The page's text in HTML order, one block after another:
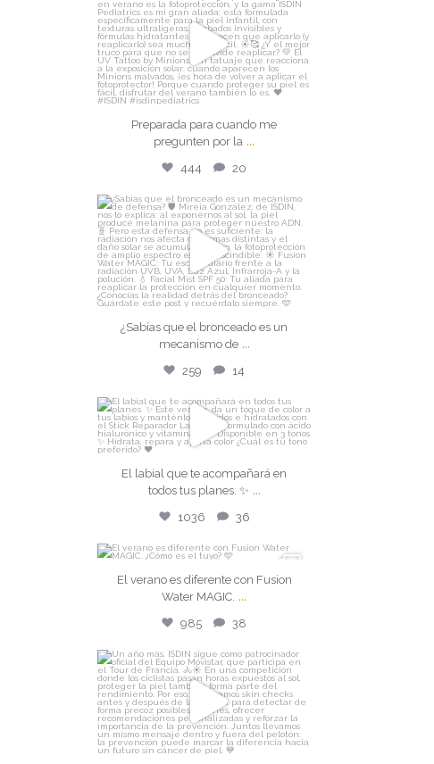
Preparada para cuando me
pregunten por la...
Jul 30
444 20
Preparada para cuando me
pregunten por la ...
444 20
isdin
¿Sabías que el bronceado es un
mecanismo de...
Jul 29
259 14
¿Sabías que el bronceado es un
mecanismo de ...
259 14
isdin
El labial que te acompañará en
todos tus planes. ✨...
Jul 28
El labial que te acompañará en
todos tus planes. ✨ ...
1036 36
isdin
El verano es diferente con
Fusion Water MAGIC.
Jul 27
985 38
El verano es diferente con Fusion
Water MAGIC. ...
985 38
isdin
Un año más, ISDIN sigue como
patrocinador oficial...